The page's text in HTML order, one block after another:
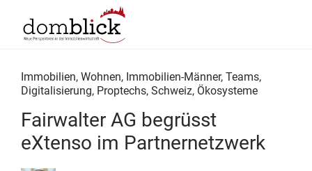
Immobilien, Wohnen, Immobilien-Männer, Teams,
Digitalisierung, Proptechs, Schweiz, Ökosysteme
Fairwalter AG begrüsst
eXtenso im Partnernetzwerk